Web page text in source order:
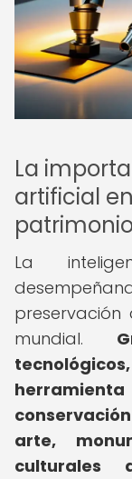
La
artificial
La
mundial.
arte,
culturales